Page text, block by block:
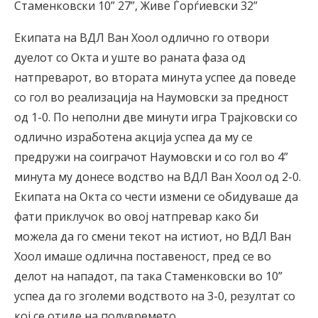
Стаменковски 10” 27”, Живе Ѓорѓиевски 32”
Екипата на ВДЛ Ван Хоол одлично го отвори
дуелот со Окта и уште во раната фаза од
натпреварот, во втората минута успее да поведе
со гол во реализација на Наумовски за предност
од 1-0. По неполни две минути игра Трајковски со
одлично изработена акција успеа да му се
предружи на соиграчот Наумовски и со гол во 4”
минута му донесе водство на ВДЛ Ван Хоол од 2-0.
Екипата на Окта со чести измени се обидуваше да
фати приклучок во овој натпревар како би
можела да го смени текот на истиот, но ВДЛ Ван
Хоол имаше одлична поставеност, пред се во
делот на нападот, па така Стаменковски во 10”
успеа да го зголеми водството на 3-0, резултат со